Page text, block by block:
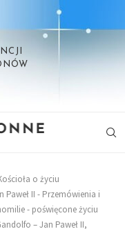
o życiu
Paweł II - Przemówienia i
- poświęcone życiu
– Jan Paweł II,